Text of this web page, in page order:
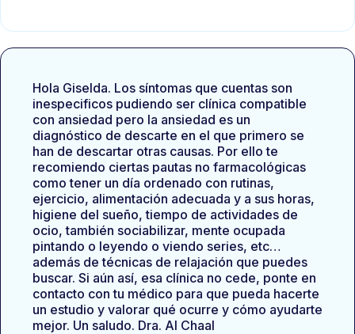
Hola Giselda. Los síntomas que cuentas son
inespecificos pudiendo ser clínica compatible
con ansiedad pero la ansiedad es un
diagnóstico de descarte en el que primero se
han de descartar otras causas. Por ello te
recomiendo ciertas pautas no farmacológicas
como tener un día ordenado con rutinas,
ejercicio, alimentación adecuada y a sus horas,
higiene del sueño, tiempo de actividades de
ocio, también sociabilizar, mente ocupada
pintando o leyendo o viendo series, etc…
además de técnicas de relajación que puedes
buscar. Si aún así, esa clínica no cede, ponte en
contacto con tu médico para que pueda hacerte
un estudio y valorar qué ocurre y cómo ayudarte
mejor. Un saludo. Dra. Al Chaal